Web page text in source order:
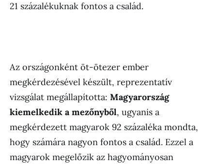
21 százalékuknak fontos a család.
Az országonként öt-ötezer ember
megkérdezésével készült, reprezentatív
vizsgálat megállapította: Magyarország
kiemelkedik a mezőnyből, ugyanis a
megkérdezett magyarok 92 százaléka mondta,
hogy számára nagyon fontos a család. Ezzel a
magyarok megelőzik az hagyományosan